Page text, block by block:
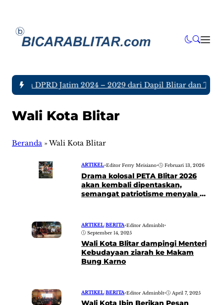
DPRD Jatim 2024 – 2029 dari Dapil Blitar dan
Wali Kota Blitar
Beranda » Wali Kota Blitar
ARTIKEL•Editor Ferry Meisiano• Februari 13, 2026
Drama kolosal PETA Blitar 2026
akan kembali dipentaskan,
semangat patriotisme menyala di
ARTIKEL|BERITA•Editor Adminblt•
September 14, 2025
Wali Kota Blitar dampingi Menteri
Kebudayaan ziarah ke Makam
Bung Karno
ARTIKEL|BERITA•Editor Adminblt• April 7, 2025
Wali Kota Ibin Berikan Pesan